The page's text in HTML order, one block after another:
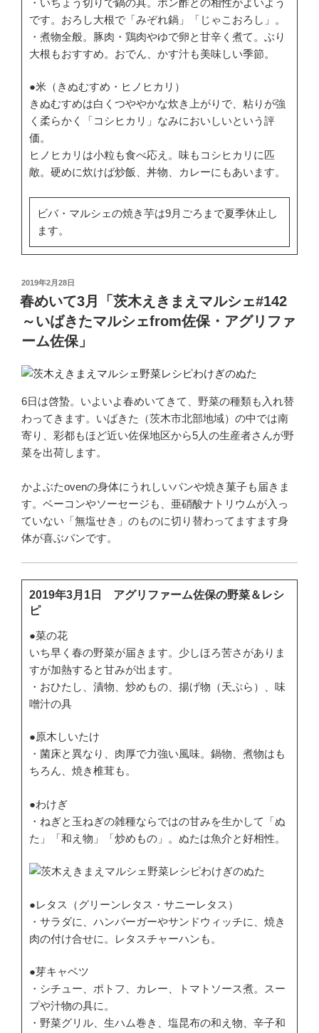
です。おろし大根で「みぞれ鍋」「じゃこおろし」。
・煮物全般。豚肉・鶏肉やゆで卵と甘辛く煮て。ぶり
大根もおすすめ。おでん、かす汁も美味しい季節。
●米（きぬむすめ・ヒノヒカリ）
きぬむすめは白くつややかな炊き上がりで、粘りが強
く柔らかく「コシヒカリ」なみにおいしいという評
価。
ヒノヒカリは小粒も食べ応え。味もコシヒカリに匹
敵。硬めに炊けば炒飯、丼物、カレーにもあいます。
ビバ・マルシェの焼き芋は9月ごろまで夏季休止し
ます。
投
稿
日:
2019年2月28日
春めいて3月「茨木えきまえマルシェ#142
～いばきたマルシェfrom佐保・アグリファ
ーム佐保」
6日は啓蟄。いよいよ春めいてきて、野菜の種類も入れ替
わってきます。いばきた（茨木市北部地域）の中では南
寄り、彩都もほど近い佐保地区から5人の生産者さんが野
菜を出荷します。
かよぶたovenの身体にうれしいパンや焼き菓子も届きま
す。ベーコンやソーセージも、亜硝酸ナトリウムが入っ
ていない「無塩せき」のものに切り替わってますます身
体が喜ぶパンです。
2019年3月1日 アグリファーム佐保の野菜＆レシ
ピ
●菜の花
いち早く春の野菜が届きます。少しほろ苦さがありま
すが加熱すると甘みが出ます。
・おひたし、漬物、炒めもの、揚げ物（天ぷら）、味
噌汁の具
●原木しいたけ
・菌床と異なり、肉厚で力強い風味。鍋物、煮物はも
ちろん、焼き椎茸も。
●わけぎ
・ねぎと玉ねぎの雑種ならではの甘みを生かして「ぬ
た」「和え物」「炒めもの」。ぬたは魚介と好相性。
●レタス（グリーンレタス・サニーレタス）
・サラダに、ハンバーガーやサンドウィッチに、焼き
肉の付け合せに。レタスチャーハンも。
●芽キャベツ
・シチュー、ポトフ、カレー、トマトソース煮。スー
プや汁物の具に。
・野菜グリル、生ハム巻き、塩昆布の和え物、辛子和